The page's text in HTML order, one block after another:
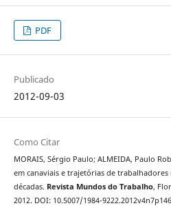
PDF
Publicado
2012-09-03
Como Citar
MORAIS, Sérgio Paulo; ALMEIDA, Paulo
em canaviais e trajetórias de
décadas. Revista Mundos do Trabalho,
2012. DOI: 10.5007/1984-